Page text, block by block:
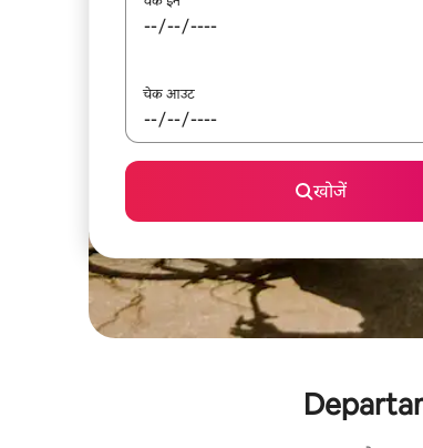
चेक आउट
खोजें